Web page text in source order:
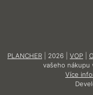
PLANCHER| 2026 | VOP|
vašeho nákupu
Více